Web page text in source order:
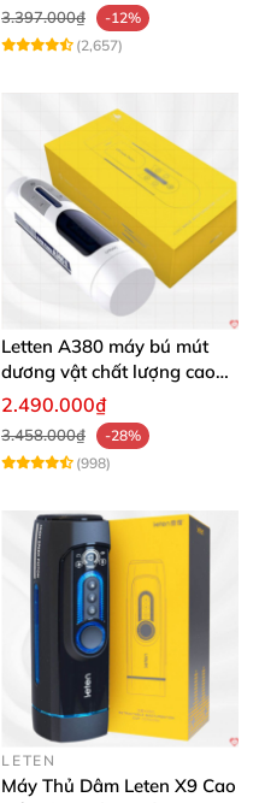
3.397.000₫
-12%
(2,657)
Letten A380 máy bú mút
dương vật chất lượng cao
giá tốt
2.490.000₫
3.458.000₫
-28%
(998)
LETEN
Máy Thủ Dâm Leten X9 Cao